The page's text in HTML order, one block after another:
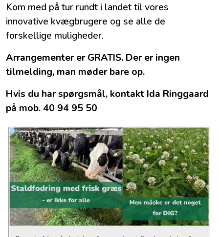
Kom med på tur rundt i landet til vores
innovative kvægbrugere og se alle de
forskellige muligheder.
Arrangementer er GRATIS. Der er ingen
tilmelding, man møder bare op.
Hvis du har spørgsmål, kontakt Ida Ringgaard
på mob. 40 94 95 50